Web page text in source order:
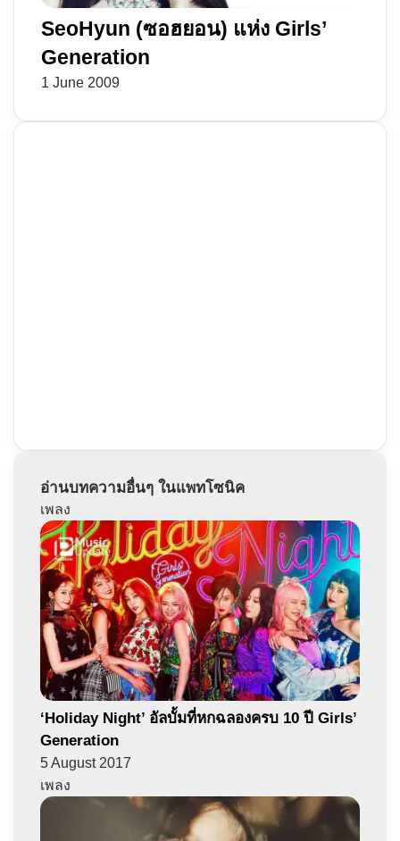
SeoHyun (ซอฮยอน) แห่ง Girls’
Generation
1 June 2009
อ่านบทความอื่นๆ ในแพทโซนิค
เพลง
‘Holiday Night’ อัลบั้มที่หกฉลองครบ 10 ปี Girls’
Generation
5 August 2017
เพลง